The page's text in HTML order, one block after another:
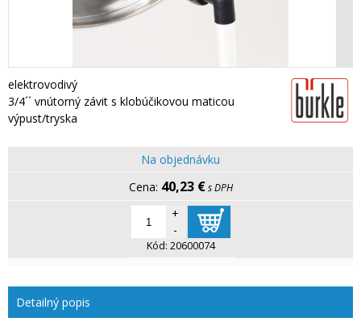
elektrovodivý
3/4´´ vnútorný závit s klobúčikovou maticou
výpust/tryska
Na objednávku
40,23 € s DPH
+
-
Kód: 20600074
Detailný popis